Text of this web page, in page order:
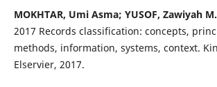
MOKHTAR, Umi Asma; YUSOF, Zawiyah M.
2017 Records classification: concepts,
methods, information, systems, context.
Elservier, 2017.